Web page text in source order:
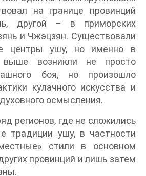
на границе провинций
другой – в приморских
и Чжэцзян. Существовали
центры ушу, но именно в
выше возникли не просто
боя, но произошло
кулачного искусства и
осмысления.
регионов, где не сложились
традиции ушу, в частности
стили в основном
провинций и лишь затем